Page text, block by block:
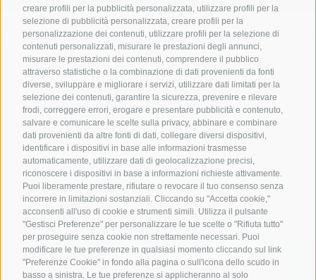
creare profili per la pubblicità personalizzata, utilizzare profili per la
selezione di pubblicità personalizzata, creare profili per la
personalizzazione dei contenuti, utilizzare profili per la selezione di
contenuti personalizzati, misurare le prestazioni degli annunci,
misurare le prestazioni dei contenuti, comprendere il pubblico
attraverso statistiche o la combinazione di dati provenienti da fonti
diverse, sviluppare e migliorare i servizi, utilizzare dati limitati per la
selezione dei contenuti, garantire la sicurezza, prevenire e rilevare
frodi, correggere errori, erogare e presentare pubblicità e contenuto,
salvare e comunicare le scelte sulla privacy, abbinare e combinare
dati provenienti da altre fonti di dati, collegare diversi dispositivi,
identificare i dispositivi in base alle informazioni trasmesse
automaticamente, utilizzare dati di geolocalizzazione precisi,
riconoscere i dispositivi in base a informazioni richieste attivamente.
Puoi liberamente prestare, rifiutare o revocare il tuo consenso senza
incorrere in limitazioni sostanziali. Cliccando su "Accetta cookie,"
acconsenti all'uso di cookie e strumenti simili. Utilizza il pulsante
"Gestisci Preferenze" per personalizzare le tue scelte o "Rifiuta tutto"
per proseguire senza cookie non strettamente necessari. Puoi
modificare le tue preferenze in qualsiasi momento cliccando sul link
"Preferenze Cookie" in fondo alla pagina o sull'icona dello scudo in
basso a sinistra. Le tue preferenze si applicheranno al solo
Hotel Senoner ***. Piazza Georg-Stocker 10-14 . I-39037 Spinges/Rio
di Pusteria . Alto Adige . Italia
+39 0472 888029 +39 344 0662303
info@hotel-senoner.it
Credits | Mappa del sito| Cookie Policy|Privacy|
Preferenze Cookies
| IT02485430215